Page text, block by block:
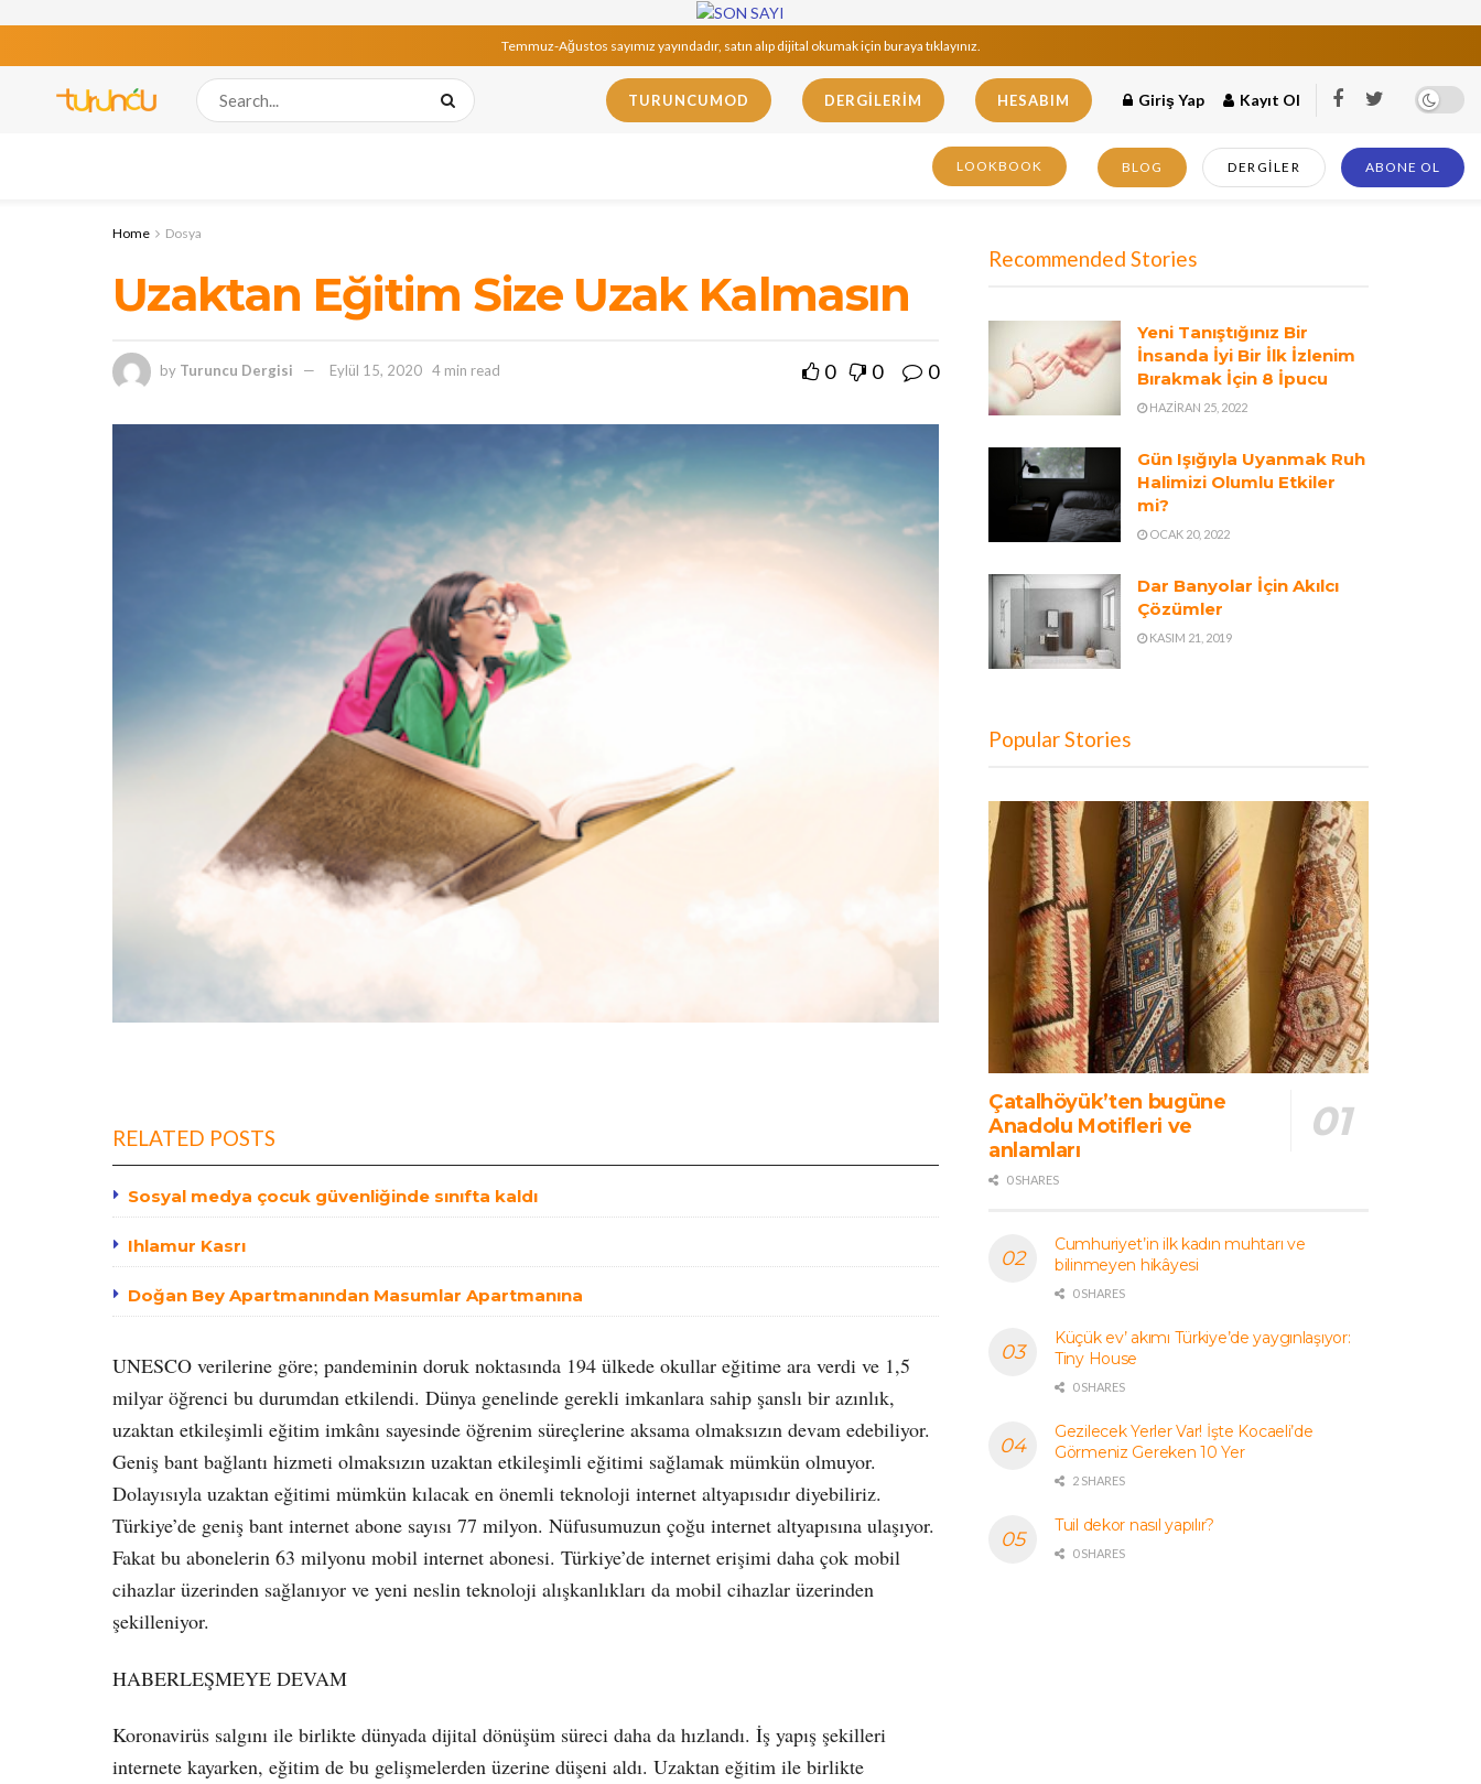
Temmuz-Ağustos sayımız yayındadır, satın alıp dijital okumak için buraya tıklayınız.
TURUNCUMOD DERGILERIM HESABIM Giriş Yap Kayıt Ol
LOOKBOOK BLOG DERGILER ABONE OL
Home Dosya
Uzaktan Eğitim Size Uzak Kalmasın
by Turuncu Dergisi Eylül 15, 2020 4 min read 0 0 0
RELATED POSTS
Sosyal medya çocuk güvenliğinde sınıfta kaldı
Ihlamur Kasrı
Doğan Bey Apartmanından Masumlar Apartmanına
UNESCO verilerine göre; pandeminin doruk noktasında 194 ülkede okullar eğitime ara verdi ve 1,5
milyar öğrenci bu durumdan etkilendi. Dünya genelinde gerekli imkanlara sahip şanslı bir azınlık,
uzaktan etkileşimli eğitim imkânı sayesinde öğrenim süreçlerine aksama olmaksızın devam edebiliyor.
Geniş bant bağlantı hizmeti olmaksızın uzaktan etkileşimli eğitimi sağlamak mümkün olmuyor.
Dolayısıyla uzaktan eğitimi mümkün kılacak en önemli teknoloji internet altyapısıdır diyebiliriz.
Türkiye’de geniş bant internet abone sayısı 77 milyon. Nüfusumuzun çoğu internet altyapısına ulaşıyor.
Fakat bu abonelerin 63 milyonu mobil internet abonesi. Türkiye’de internet erişimi daha çok mobil
cihazlar üzerinden sağlanıyor ve yeni neslin teknoloji alışkanlıkları da mobil cihazlar üzerinden
şekilleniyor.
HABERLEŞMEYE DEVAM
Koronavirüs salgını ile birlikte dünyada dijital dönüşüm süreci daha da hızlandı. İş yapış şekilleri
internete kayarken, eğitim de bu gelişmelerden üzerine düşeni aldı. Uzaktan eğitim ile birlikte
Recommended Stories
Yeni Tanıştığınız Bir
İnsanda İyi Bir İlk İzlenim
Bırakmak İçin 8 İpucu
HAZIRAN 25, 2022
Gün Işığıyla Uyanmak Ruh
Halimizi Olumlu Etkiler
mi?
OCAK 20, 2022
Dar Banyolar İçin Akılcı
Çözümler
KASIM 21, 2019
Popular Stories
Çatalhöyük’ten bugüne
Anadolu Motifleri ve
anlamları
0 SHARES
Cumhuriyet’in ilk kadın muhtarı ve
bilinmeyen hikâyesi
0 SHARES
Küçük ev’ akımı Türkiye’de yaygınlaşıyor:
Tiny House
0 SHARES
Gezilecek Yerler Var! İşte Kocaeli’de
Görmeniz Gereken 10 Yer
2 SHARES
Tuil dekor nasıl yapılır?
0 SHARES